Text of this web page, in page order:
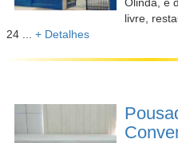
livre,
24 ... + Detalhes